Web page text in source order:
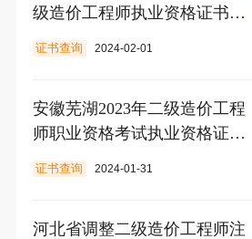
级造价工程师执业资格证书的
通知
证书查询 2024-02-01
安徽芜湖2023年二级造价工程
师职业资格考试执业资格证书
领取通知
证书查询 2024-01-31
河北省调整二级造价工程师注